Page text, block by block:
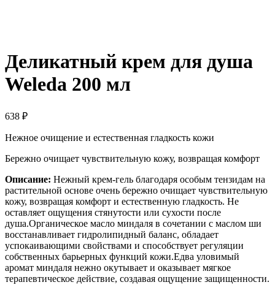
Деликатный крем для душа
Weleda 200 мл
638 ₽
Нежное очищение и естественная гладкость кожи
Бережно очищает чувствительную кожу, возвращая комфорт
Описание: Нежный крем-гель благодаря особым тензидам на
растительной основе очень бережно очищает чувствительную
кожу, возвращая комфорт и естественную гладкость. Не
оставляет ощущения стянутости или сухости после
душа.Органическое масло миндаля в сочетании с маслом ши
восстанавливает гидролипидный баланс, обладает
успокаивающими свойствами и способствует регуляции
собственных барьерных функций кожи.Едва уловимый
аромат миндаля нежно окутывает и оказывает мягкое
терапевтическое действие, создавая ощущение защищенности.